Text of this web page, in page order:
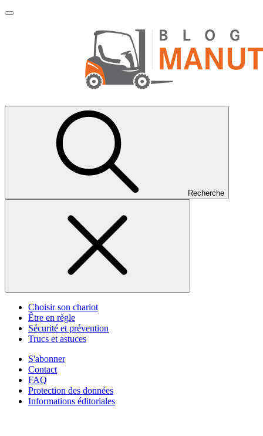
Recherche
Choisir son chariot
Être en règle
Sécurité et prévention
Trucs et astuces
S'abonner
Contact
FAQ
Protection des données
Informations éditoriales